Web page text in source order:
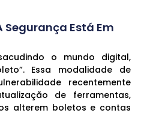
Segurança Está Em
o mundo digital,
Essa modalidade de
recentemente
de ferramentas,
alterem boletos e contas